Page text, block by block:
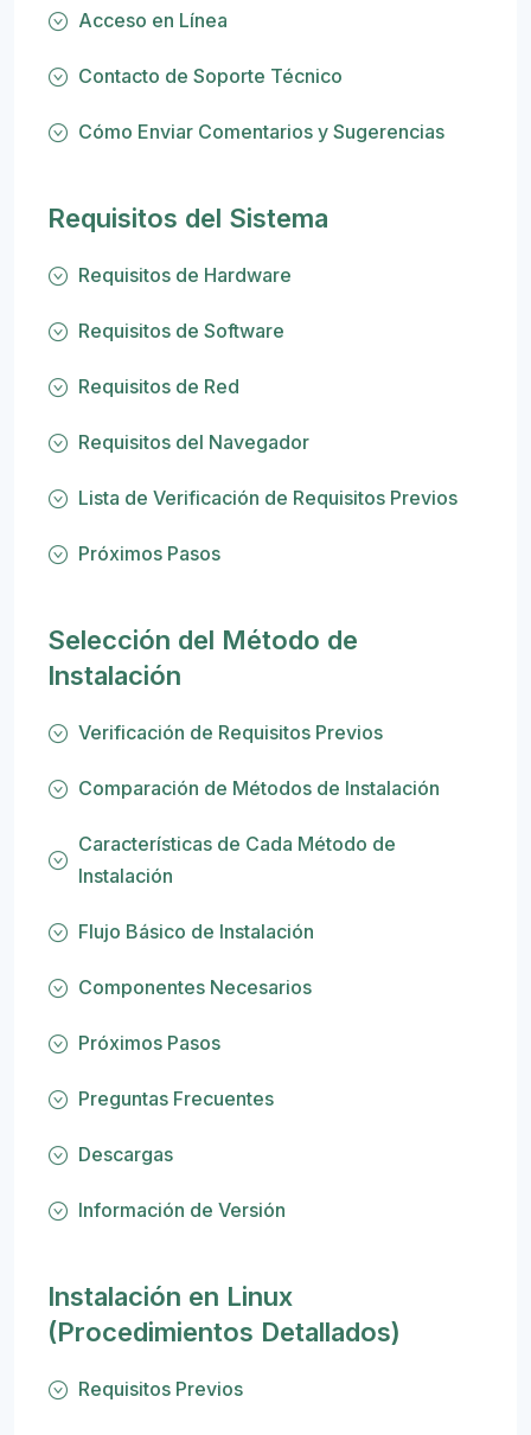
Acceso en Línea
Contacto de Soporte Técnico
Cómo Enviar Comentarios y Sugerencias
Requisitos del Sistema
Requisitos de Hardware
Requisitos de Software
Requisitos de Red
Requisitos del Navegador
Lista de Verificación de Requisitos Previos
Próximos Pasos
Selección del Método de
Instalación
Verificación de Requisitos Previos
Comparación de Métodos de Instalación
Características de Cada Método de
Instalación
Flujo Básico de Instalación
Componentes Necesarios
Próximos Pasos
Preguntas Frecuentes
Descargas
Información de Versión
Instalación en Linux
(Procedimientos Detallados)
Requisitos Previos